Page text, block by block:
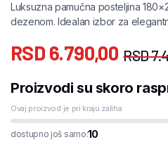
Luksuzna pamučna posteljina
dezenom. Idealan izbor za
RSD
RSD 6.790,00
Proizvodi su skoro
Ovaj proizvod je pri kraju zaliha
dostupno još samo:10